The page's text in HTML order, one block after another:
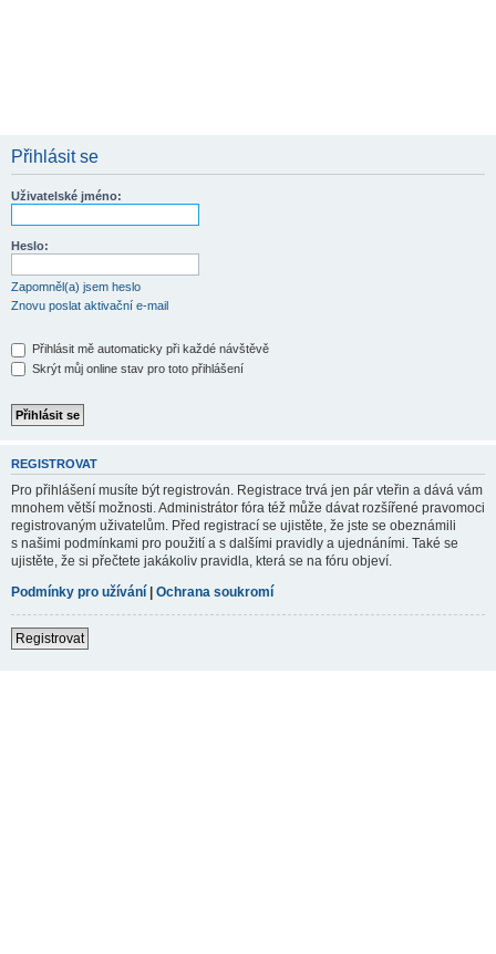
Přihlásit se
Uživatelské jméno:
Heslo:
Zapomněl(a) jsem heslo
Znovu poslat aktivační e-mail
Přihlásit mě automaticky při každé návštěvě
Skrýt můj online stav pro toto přihlášení
REGISTROVAT
Pro přihlášení musíte být registrován. Registrace trvá jen pár vteřin a dává vám
mnohem větší možnosti. Administrátor fóra též může dávat rozšířené pravomoci
registrovaným uživatelům. Před registrací se ujistěte, že jste se obeznámili
s našimi podmínkami pro použití a s dalšími pravidly a ujednáními. Také se
ujistěte, že si přečtete jakákoliv pravidla, která se na fóru objeví.
Podmínky pro užívání | Ochrana soukromí
Registrovat